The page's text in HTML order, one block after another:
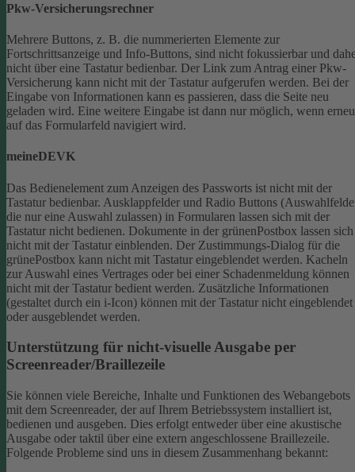
Pkw-Versicherungsrechner
Mehrere Buttons, z. B. die nummerierten Elemente zur
Fortschrittsanzeige und Info-Buttons, sind nicht fokussierbar und
nicht über eine Tastatur bedienbar. Der Link zum Antrag einer Pkw-
Versicherung kann nicht mit der Tastatur aufgerufen werden. Bei der
Eingabe von Informationen kann es passieren, dass die Seite neu
geladen wird. Eine weitere Eingabe ist dann nur möglich, wenn
auf das Formularfeld navigiert wird.
meineDEVK
Das Bedienelement zum Anzeigen des Passworts ist nicht mit der
Tastatur bedienbar. Ausklappfelder und Radio Buttons
die nur eine Auswahl zulassen) in Formularen lassen sich mit der
Tastatur nicht bedienen. Dokumente in der grünenPostbox lassen sich
nicht mit der Tastatur einblenden. Der Zustimmungs-Dialog für die
grünePostbox kann nicht mit Tastatur eingeblendet werden. Kacheln
zur Auswahl eines Vertrages oder bei einer Schadenmeldung können
nicht mit der Tastatur bedient werden. Zusätzliche Informationen
(gestaltet durch ein i-Icon) können mit der Tastatur nicht eingeblendet
oder ausgeblendet werden.
Unterstützung für nicht-visuelle Ausgabe per
Screenreader/Braillezeile
Sie können viele Bereiche, Inhalte und Funktionen des Webangebots
mit dem Screenreader, der auf Ihrem Betriebssystem installiert ist,
bedienen und ausgeben. Dies erfolgt entweder über eine akustische
Ausgabe oder taktil über eine extern angeschlossene Braillezeile.
Folgende Probleme sind uns in diesem Zusammenhang bekannt: